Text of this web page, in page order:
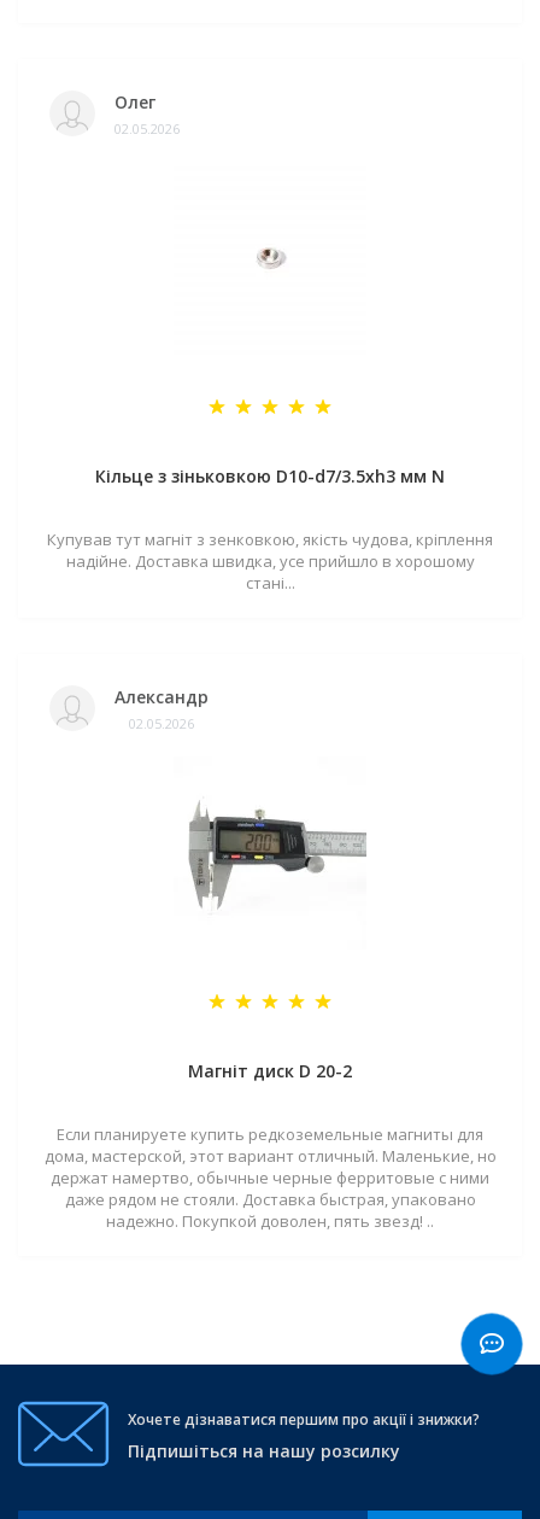
Олег
02.05.2026
Кільце з зіньковкою D10-d7/3.5хh3 мм N
Купував тут магніт з зенковкою, якість чудова, кріплення
надійне. Доставка швидка, усе прийшло в хорошому
стані...
Александр
02.05.2026
Магніт диск D 20-2
Если планируете купить редкоземельные магниты для
дома, мастерской, этот вариант отличный. Маленькие, но
держат намертво, обычные черные ферритовые с ними
даже рядом не стояли. Доставка быстрая, упаковано
надежно. Покупкой доволен, пять звезд! ..
Хочете дізнаватися першим про акції і знижки?
Підпишіться на нашу розсилку